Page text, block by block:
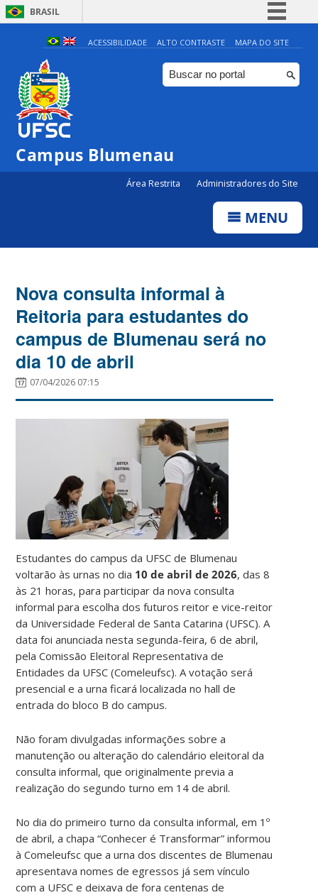
BRASIL
Simplifique!
Comunica BR
Participe
ACESSIBILIDADE ALTO CONTRASTE MAPA DO SITE
Campus Blumenau
Área Restrita Administradores do Site
MENU
Nova consulta informal à
Reitoria para estudantes do
campus de Blumenau será no
dia 10 de abril
07/04/2026 07:15
Estudantes do campus da UFSC de Blumenau
voltarão às urnas no dia 10 de abril de 2026, das 8
às 21 horas, para participar da nova consulta
informal para escolha dos futuros reitor e vice-reitor
da Universidade Federal de Santa Catarina (UFSC). A
data foi anunciada nesta segunda-feira, 6 de abril,
pela Comissão Eleitoral Representativa de
Entidades da UFSC (Comeleufsc). A votação será
presencial e a urna ficará localizada no hall de
entrada do bloco B do campus.
Não foram divulgadas informações sobre a
manutenção ou alteração do calendário eleitoral da
consulta informal, que originalmente previa a
realização do segundo turno em 14 de abril.
No dia do primeiro turno da consulta informal, em 1º
de abril, a chapa “Conhecer é Transformar” informou
à Comeleufsc que a urna dos discentes de Blumenau
apresentava nomes de egressos já sem vínculo
com a UFSC e deixava de fora centenas de